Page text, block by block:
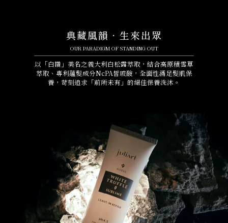
典藏風韻．生來出眾
OUR PARADIGM OF STANDING OUT
以「白鑽」美名之義大利白松露萃取，結合高原積雪草
萃取、專利蘊髮成分NcPA皙玻酸，全面性滿足髮肌保
養，苛刻追求「前所未有」的絕佳保養洗沐。